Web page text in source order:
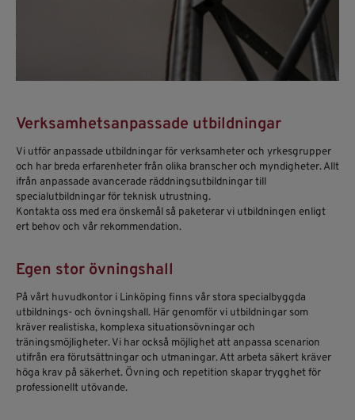
Verksamhetsanpassade utbildningar
Vi utför anpassade utbildningar för verksamheter och yrkesgrupper
och har breda erfarenheter från olika branscher och myndigheter. Allt
ifrån anpassade avancerade räddningsutbildningar till
specialutbildningar för teknisk utrustning.
Kontakta oss med era önskemål så paketerar vi utbildningen enligt
ert behov och vår rekommendation.
Egen stor övningshall
På vårt huvudkontor i Linköping finns vår stora specialbyggda
utbildnings- och övningshall. Här genomför vi utbildningar som
kräver realistiska, komplexa situationsövningar och
träningsmöjligheter. Vi har också möjlighet att anpassa scenarion
utifrån era förutsättningar och utmaningar. Att arbeta säkert kräver
höga krav på säkerhet. Övning och repetition skapar trygghet för
professionellt utövande.